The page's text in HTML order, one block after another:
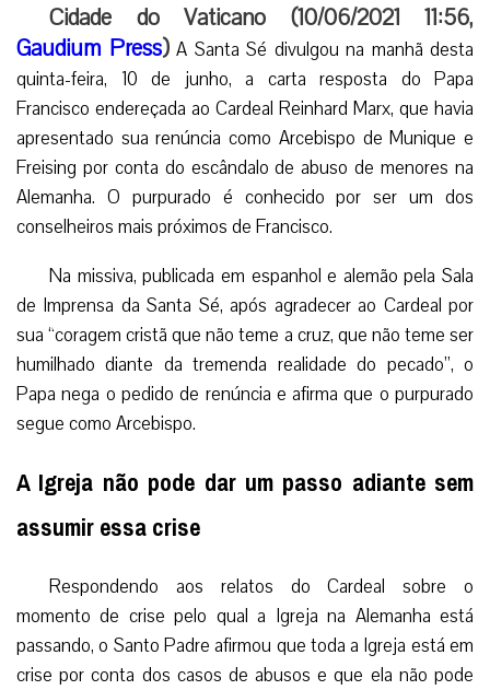
Cidade do Vaticano (10/06/2021 11:56,
Gaudium Press)A Santa Sé divulgou na manhã desta
quinta-feira, 10 de junho, a carta resposta do Papa
Francisco endereçada ao Cardeal Reinhard Marx, que havia
apresentado sua renúncia como Arcebispo de Munique e
Freising por conta do escândalo de abuso de menores na
Alemanha. O purpurado é conhecido por ser um dos
conselheiros mais próximos de Francisco.
Na missiva, publicada em espanhol e alemão pela Sala
de Imprensa da Santa Sé, após agradecer ao Cardeal por
sua “coragem cristã que não teme a cruz, que não teme ser
humilhado diante da tremenda realidade do pecado”, o
Papa nega o pedido de renúncia e afirma que o purpurado
segue como Arcebispo.
A Igreja não pode dar um passo adiante sem
assumir essa crise
Respondendo aos relatos do Cardeal sobre o
momento de crise pelo qual a Igreja na Alemanha está
passando, o Santo Padre afirmou que toda a Igreja está em
crise por conta dos casos de abusos e que ela não pode